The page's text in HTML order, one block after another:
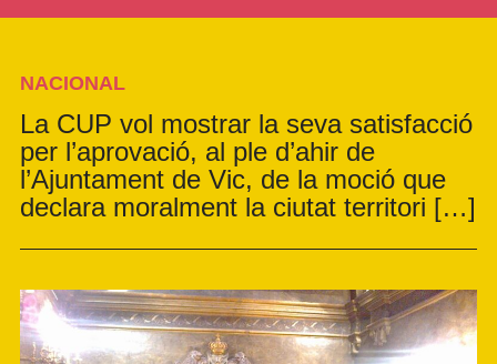
NACIONAL
La CUP vol mostrar la seva satisfacció
per l’aprovació, al ple d’ahir de
l’Ajuntament de Vic, de la moció que
declara moralment la ciutat territori […]